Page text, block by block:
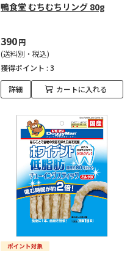
鴨食堂 むちむちリング 80g
390円
(送料別・税込)
獲得ポイント : 3
詳細 カートに入れる